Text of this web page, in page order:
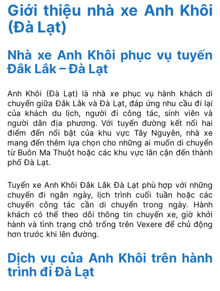
Giới thiệu nhà xe Anh Khôi
(Đà Lạt)
Nhà xe Anh Khôi phục vụ tuyến
Đắk Lắk – Đà Lạt
Anh Khôi (Đà Lạt) là nhà xe phục vụ hành khách di
chuyển giữa Đắk Lắk và Đà Lạt, đáp ứng nhu cầu đi lại
của khách du lịch, người đi công tác, sinh viên và
người dân địa phương. Với tuyến đường kết nối hai
điểm đến nổi bật của khu vực Tây Nguyên, nhà xe
mang đến thêm lựa chọn cho những ai muốn di chuyển
từ Buôn Ma Thuột hoặc các khu vực lân cận đến thành
phố Đà Lạt.
Tuyến xe Anh Khôi Đắk Lắk Đà Lạt phù hợp với những
chuyến đi ngắn ngày, lịch trình cuối tuần hoặc các
chuyến công tác cần di chuyển trong ngày. Hành
khách có thể theo dõi thông tin chuyến xe, giờ khởi
hành và tình trạng chỗ trống trên Vexere để chủ động
hơn trước khi lên đường.
Dịch vụ của Anh Khôi trên hành
trình đi Đà Lạt